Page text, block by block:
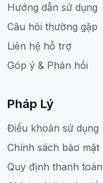
Hướng dẫn sử dụng
Câu hỏi thường gặp
Liên hệ hỗ trợ
Góp ý & Phản hồi
Pháp Lý
Điều khoản sử dụng
Chính sách bảo mật
Quy định thanh toán